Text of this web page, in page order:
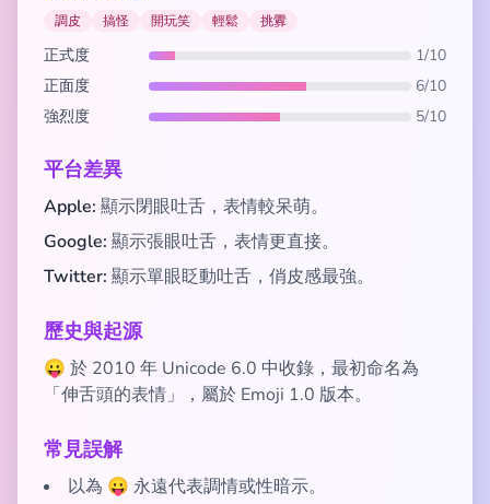
調皮 搞怪 開玩笑 輕鬆 挑釁
正式度
1/10
正面度
6/10
強烈度
5/10
平台差異
Apple: 顯示閉眼吐舌，表情較呆萌。
Google: 顯示張眼吐舌，表情更直接。
Twitter: 顯示單眼眨動吐舌，俏皮感最強。
歷史與起源
😛 於 2010 年 Unicode 6.0 中收錄，最初命名為
「伸舌頭的表情」，屬於 Emoji 1.0 版本。
常見誤解
以為 😛 永遠代表調情或性暗示。